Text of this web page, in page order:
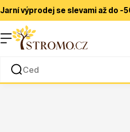
Jarní výprodej se slevami až do -
Rady a tipy